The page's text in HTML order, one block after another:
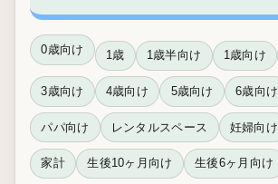
0歳向け 1歳 1歳半向け 1歳向け
3歳向け 4歳向け 5歳向け 6歳向け
パパ向け レンタルスペース 妊婦向け
家計 生後10ヶ月向け 生後6ヶ月向け